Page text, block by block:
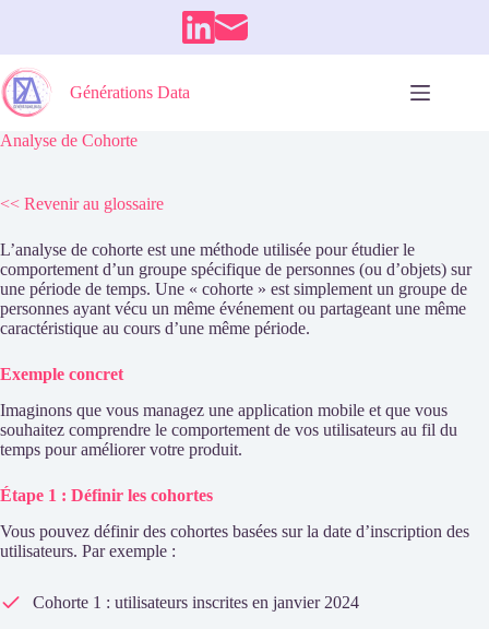
Générations Data
Analyse de Cohorte
<< Revenir au glossaire
L’analyse de cohorte est une méthode utilisée pour étudier le
comportement d’un groupe spécifique de personnes (ou d’objets) sur
une période de temps. Une « cohorte » est simplement un groupe de
personnes ayant vécu un même événement ou partageant une même
caractéristique au cours d’une même période.
Exemple concret
Imaginons que vous managez une application mobile et que vous
souhaitez comprendre le comportement de vos utilisateurs au fil du
temps pour améliorer votre produit.
Étape 1 : Définir les cohortes
Vous pouvez définir des cohortes basées sur la date d’inscription des
utilisateurs. Par exemple :
Cohorte 1 : utilisateurs inscrites en janvier 2024